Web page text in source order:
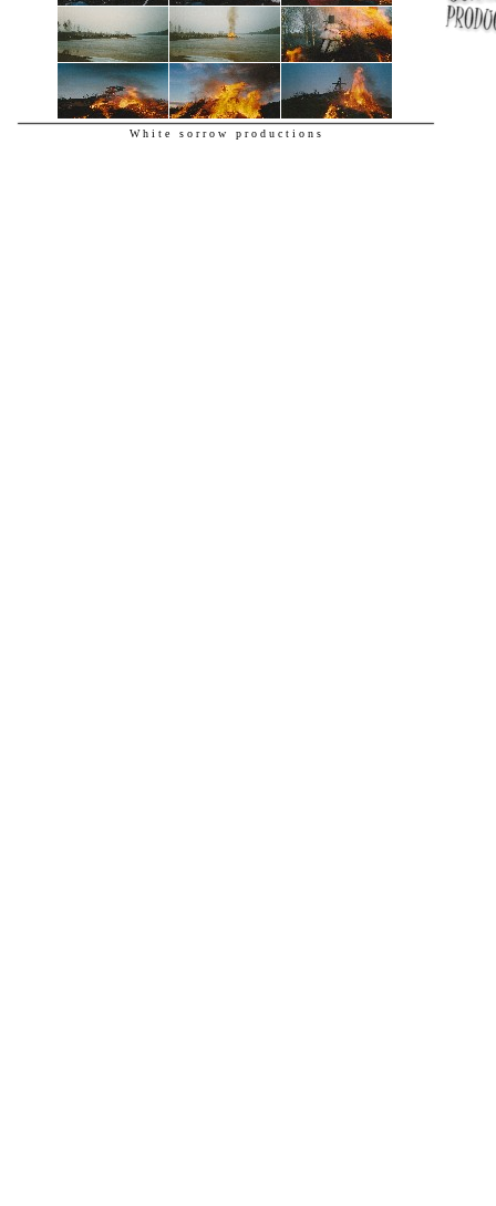
W h i t e s o r r o w p r o d u c t i o n s